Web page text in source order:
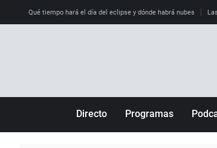
Qué tiempo hará el día del eclipse y dónde habrá nubes
Directo Programas